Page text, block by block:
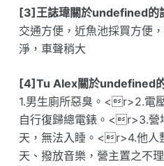
[3]王誌瑋關於undefined的
交通方便，近魚池採買方便
淨，車聲稍大
[4]Tu Alex關於undefined的
1.男生廁所惡臭。<r>2.電
自行復歸總電錶。<r>3.營
天，無法入睡。<r>4.他人
天、撥放音樂，營主置之